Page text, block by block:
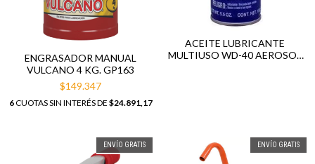
ENGRASADOR MANUAL
VULCANO 4 KG. GP163
$149.347
6CUOTAS SIN INTERÉS DE $24.891,17
ACEITE LUBRICANTE
MULTIUSO WD-40 AEROSOL
ENVÍO GRATIS ENVÍO GRATIS